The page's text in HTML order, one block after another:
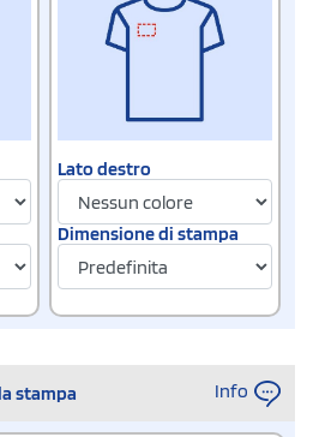
Lato destro
Dimensione di stampa
stampa Info